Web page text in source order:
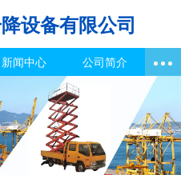
设备有限公司
新闻中心 公司简介